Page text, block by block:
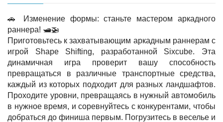
🚗 Изменение формы: станьте мастером аркадного
раннера! 🛥️🚁
Приготовьтесь к захватывающим аркадным раннерам с
игрой Shape Shifting, разработанной Sixcube. Эта
динамичная игра проверит вашу способность
превращаться в различные транспортные средства,
каждый из которых подходит для разных ландшафтов.
Проходите уровни, превращаясь в нужный автомобиль
в нужное время, и соревнуйтесь с конкурентами, чтобы
добраться до финиша первым. Погрузитесь в веселье и